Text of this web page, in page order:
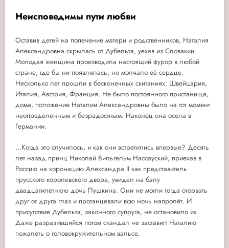
Неисповедимы пути любви
Оставив детей на попечение матери и родственников, Наталия
Александровна скрылась от Дубельта, уехав из Словакии.
Молодая женщина производила настоящий фурор в любой
стране, где бы ни появлялась, но молчало её сердце.
Несколько лет прошли в бесконечных скитаниях: Швейцария,
Италия, Австрия, Франция. Не было постоянного пристанища,
дома, положение Наталии Александровны было на тот момент
неопределенным и безрадостным. Наконец она осела в
Германии.
...Когда это случилось, и как они встретились впервые? Десять
лет назад принц Николай Вильгельм Нассауский, приехав в
Россию на коронацию Александра II как представитель
прусского королевского двора, увидел на балу
двадцатилетнюю дочь Пушкина. Они не могли тогда оторвать
друг от друга глаз и протанцевали всю ночь напролёт. И
присутствие Дубельта, законного супруга, не остановило их.
Даже разразившийся потом скандал не заставил Наталию
пожалеть о головокружительном вальсе.